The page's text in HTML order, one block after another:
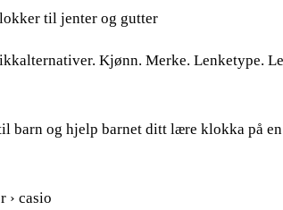
til jenter og gutter
Kjønn. Merke. Lenketype.
barn og hjelp barnet ditt lære klokka på
› casio